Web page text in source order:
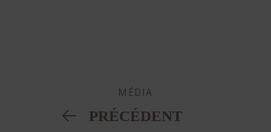
MÉDIA
PRÉCÉDENT